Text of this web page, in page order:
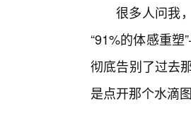
很多人问我
“91%的体感重
彻底告别了过去
是点开那个水滴